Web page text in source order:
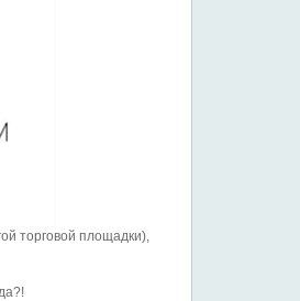
торговой площадки),